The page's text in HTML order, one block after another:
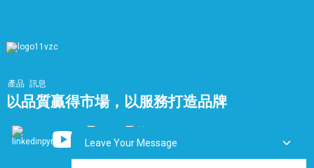
產品 訊息
以品質贏得市場，以服務打造品牌
Leave Your Message